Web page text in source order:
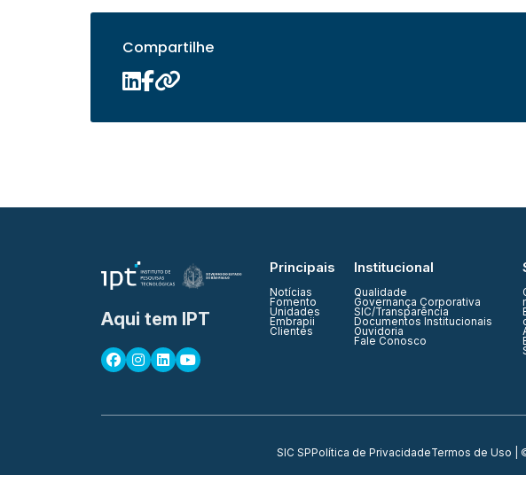
Compartilhe
Aqui tem IPT
Principais
Notícias
Fomento
Unidades
Embrapii
Clientes
Institucional
Qualidade
Governança Corporativa
SIC/Transparência
Documentos Institucionais
Ouvidoria
Fale Conosco
SIC SPPolítica de PrivacidadeTermos de Uso |